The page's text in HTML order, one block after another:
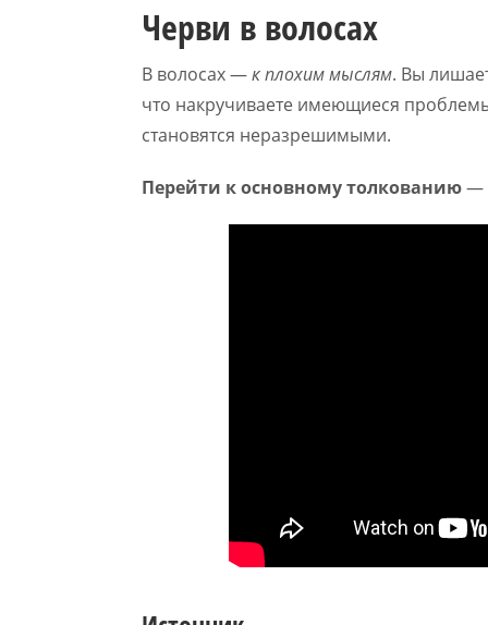
Черви в волосах
В волосах —к плохим мыслям. Вы
что накручиваете имеющиеся
становятся неразрешимыми.
Перейти к основному толкованию—